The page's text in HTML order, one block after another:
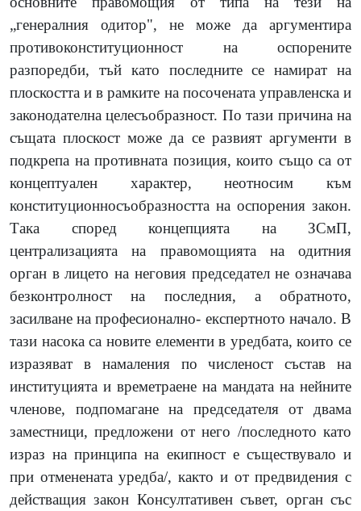
„генералния одитор", не може да аргументира
противоконституционност на оспорените
разпоредби, тъй като последните се намират на
плоскостта и в рамките на посочената управленска и
законодателна целесъобразност. По тази причина на
същата плоскост може да се развият аргументи в
подкрепа на противната позиция, които също са от
концептуален характер, неотносим към
конституционносъобразността на оспорения закон.
Така според концепцията на ЗСмП,
централизацията на правомощията на одитния
орган в лицето на неговия председател не означава
безконтролност на последния, а обратното,
засилване на професионално- експертното начало. В
тази насока са новите елементи в уредбата, които се
изразяват в намаления по численост състав на
институцията и времетраене на мандата на нейните
членове, подпомагане на председателя от двама
заместници, предложени от него /последното като
израз на принципа на екипност е съществувало и
при отменената уредба/, както и от предвидения с
действащия закон Консултативен съвет, орган със